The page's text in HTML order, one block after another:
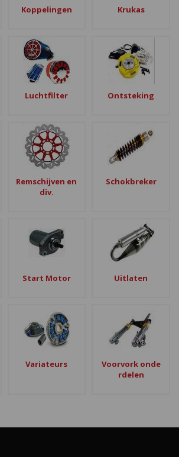
Koppelingen Krukas
Luchtfilter Ontsteking
Remschijven en
div.
Schokbreker
Start Motor Uitlaten
Variateurs
Voorvork onde
rdelen